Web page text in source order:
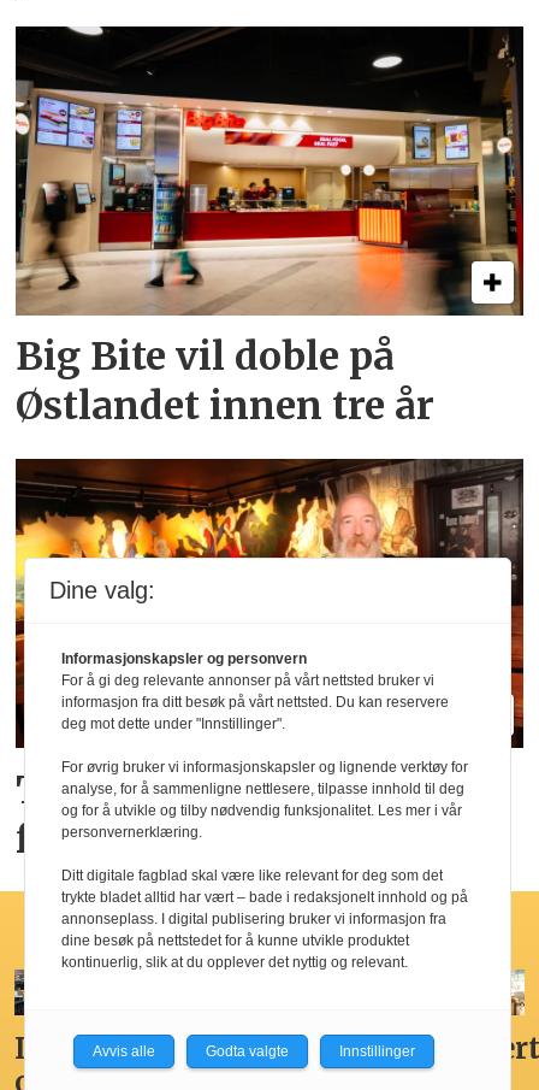
Big Bite vil doble på
Østlandet innen tre år
Tror de «brune» pubene
får en ny renessanse
Hotellfrokost
Ikke
overdådig,
Her får
du
Godt,
spennende,den
Dine valg:
Informasjonskapsler og personvern
For å gi deg relevante annonser på vårt nettsted bruker vi
informasjon fra ditt besøk på vårt nettsted. Du kan reservere
deg mot dette under "Innstillinger".
For øvrig bruker vi informasjonskapsler og lignende verktøy for
analyse, for å sammenligne nettlesere, tilpasse innhold til deg
og for å utvikle og tilby nødvendig funksjonalitet. Les mer i vår
personvernerklæring.
Ditt digitale fagblad skal være like relevant for deg som det
trykte bladet alltid har vært – bade i redaksjonelt innhold og på
annonseplass. I digital publisering bruker vi informasjon fra
dine besøk på nettstedet for å kunne utvikle produktet
kontinuerlig, slik at du opplever det nyttig og relevant.
Avvis alle Godta valgte Innstillinger